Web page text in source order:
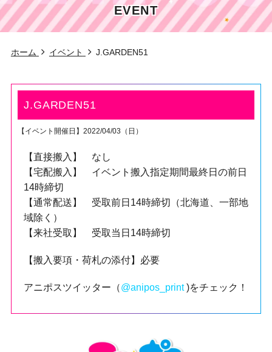
EVENT
ホーム イベント J.GARDEN51
J.GARDEN51
【イベント開催日】2022/04/03（日）
【直接搬入】 なし
【宅配搬入】 イベント搬入指定期間最終日の前日
14時締切
【通常配送】 受取前日14時締切（北海道、一部地
域除く）
【来社受取】 受取当日14時締切
【搬入要項・荷札の添付】必要
アニポスツイッター（@anipos_print )をチェック！